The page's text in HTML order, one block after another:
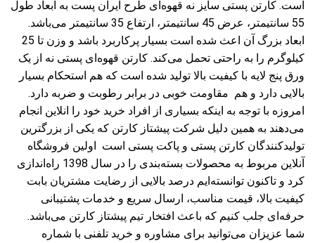
است. کارتن پستی سایز نه قهوه‌ای طرح ایران پست به ابعاد طول
55 سانتیمتر، عرض 45 سانتیمتر، ارتفاع 35 سانتیمتر می‌باشد.
ابعاد بزرگ آن اعث شده است بسیار پرکاربرد باشد و وزن تا 25
کیلوگرم را به راحتی تحمل می‌کند. کارتن قهوه‌ای پستی نه از یک
ورق پنج لایه با کیفیت بالا تولید شده است که هم استحکام بسیار
بالایی دارد و هم مقاومت خوبی در برابر رطوبت و ضربه دارد.
امروزه با توجه به اینکه بسیاری از افراد خرید خود را انلاین انجام
می‌دهند به همین دلیل شرکت پیشتاز کارتن که یکی از بزرگترین
تولیدکنندگان کارتن پستی و پاکت پستی است اولین فروشگاه
آنلاین مربوط به محصولات بسته‌بندی را در سال 1398 راه‌اندازی
کرد و تاکنون توانسته‌ایم درصد بالایی از رضایت مشتریان بابت
کیفیت بالا، قیمت مناسب، ارسال سریع و خدمات پشتیبانی
حرفه‌ای جلب کنیم که باعث افتخار تیم پیشتاز کارتن می‌باشد.
شما عزیزان می‌توانید برای مشاوره و خرید تلفنی با شماره